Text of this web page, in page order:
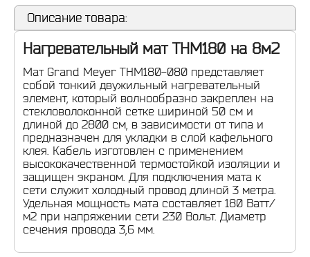
Описание товара:
Нагревательный мат THM180 на 8м2
Мат Grand Meyer THM180-080 представляет
собой тонкий двужильный нагревательный
элемент, который волнообразно закреплен на
стекловолоконной сетке шириной 50 см и
длиной до 2800 см, в зависимости от типа и
предназначен для укладки в слой кафельного
клея. Кабель изготовлен с применением
высококачественной термостойкой изоляции и
защищен экраном. Для подключения мата к
сети служит холодный провод длиной 3 метра.
Удельная мощность мата составляет 180 Ватт/
м2 при напряжении сети 230 Вольт. Диаметр
сечения провода 3,6 мм.